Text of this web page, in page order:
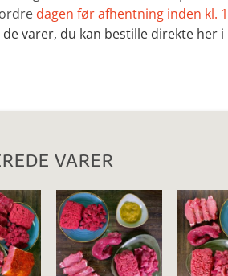
dagen før afhentning inden kl.
varer, du kan bestille direkte her i
VARER